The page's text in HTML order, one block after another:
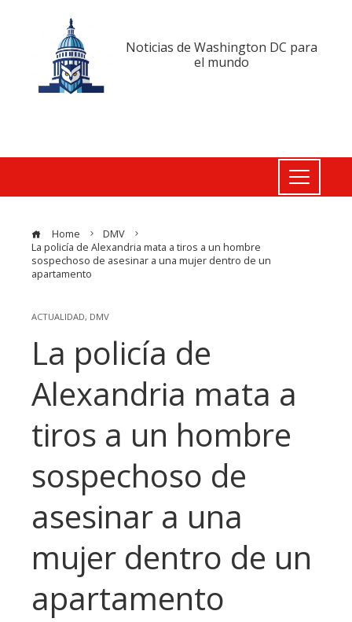
Noticias de Washington DC para
el mundo
Home
DMV
La policía de Alexandria mata a tiros a un hombre
sospechoso de asesinar a una mujer dentro de un
apartamento
ACTUALIDAD, DMV
La policía de
Alexandria mata a
tiros a un hombre
sospechoso de
asesinar a una
mujer dentro de un
apartamento